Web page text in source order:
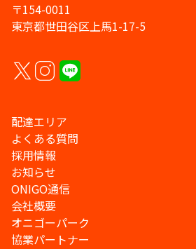
〒154-0011
東京都世田谷区上馬1-17-5
配達エリア
よくある質問
採用情報
お知らせ
ONIGO通信
会社概要
オニゴーパーク
協業パートナー